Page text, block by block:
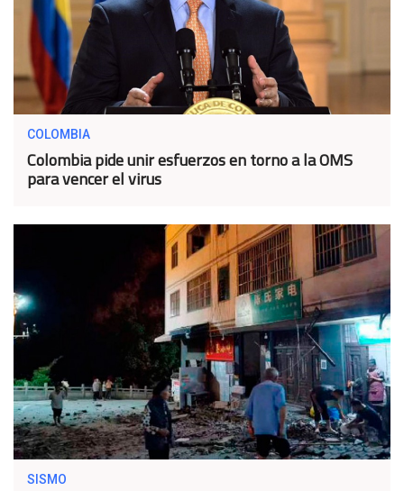
COLOMBIA
Colombia pide unir esfuerzos en torno a la OMS
para vencer el virus
SISMO